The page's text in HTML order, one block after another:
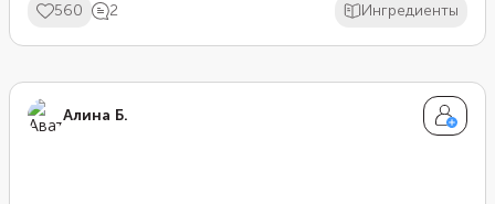
560 2 Ингредиенты
Алина Б.